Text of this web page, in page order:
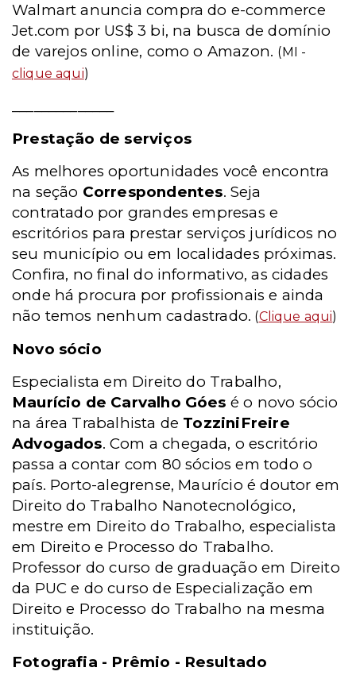
Walmart anuncia compra do e-commerce
Jet.com por US$ 3 bi, na busca de domínio
de varejos online, como o Amazon. (MI -
clique aqui)
Prestação de serviços
As melhores oportunidades você encontra
na seção Correspondentes. Seja
contratado por grandes empresas e
escritórios para prestar serviços jurídicos no
seu município ou em localidades próximas.
Confira, no final do informativo, as cidades
onde há procura por profissionais e ainda
não temos nenhum cadastrado. (Clique aqui)
Novo sócio
Especialista em Direito do Trabalho,
Maurício de Carvalho Góes é o novo sócio
na área Trabalhista de TozziniFreire
Advogados. Com a chegada, o escritório
passa a contar com 80 sócios em todo o
país. Porto-alegrense, Maurício é doutor em
Direito do Trabalho Nanotecnológico,
mestre em Direito do Trabalho, especialista
em Direito e Processo do Trabalho.
Professor do curso de graduação em Direito
da PUC e do curso de Especialização em
Direito e Processo do Trabalho na mesma
instituição.
Fotografia - Prêmio - Resultado